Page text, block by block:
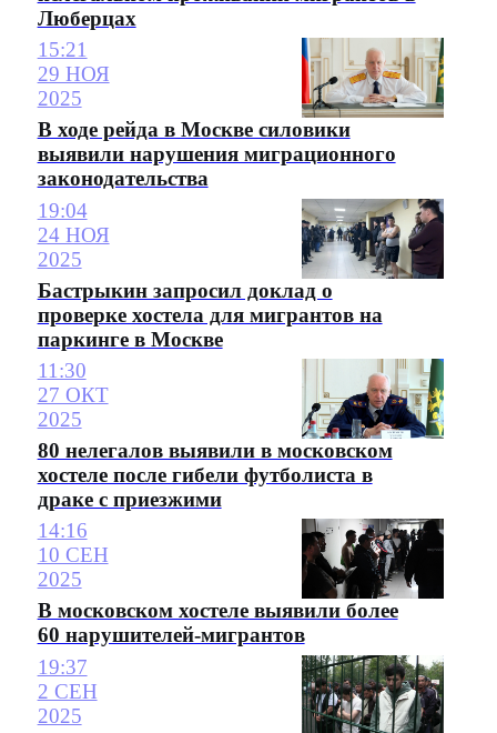
Люберцах
15:21
29 НОЯ
2025
В ходе рейда в Москве силовики
выявили нарушения миграционного
законодательства
19:04
24 НОЯ
2025
Бастрыкин запросил доклад о
проверке хостела для мигрантов на
паркинге в Москве
11:30
27 ОКТ
2025
80 нелегалов выявили в московском
хостеле после гибели футболиста в
драке с приезжими
14:16
10 СЕН
2025
В московском хостеле выявили более
60 нарушителей-мигрантов
19:37
2 СЕН
2025